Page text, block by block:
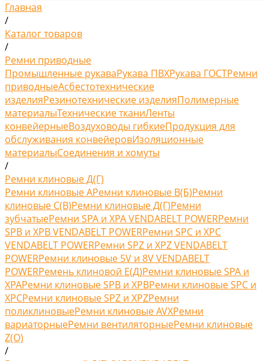
Главная
/
Каталог товаров
/
Ремни приводные
Промышленные рукаваРукава ПВХРукава ГОСТРемни
приводныеАсбестотехнические
изделияРезинотехнические изделияПолимерные
материалыТехнические тканиЛенты
конвейерныеВоздуховоды гибкиеПродукция для
обслуживания конвейеровИзоляционные
материалыСоединения и хомуты
/
Ремни клиновые Д(Г)
Ремни клиновые AРемни клиновые В(Б)Ремни
клиновые С(B)Ремни клиновые Д(Г)Ремни
зубчатыеРемни SPA и XPA VENDABELT POWERРемни
SPB и XPB VENDABELT POWERРемни SPC и XPC
VENDABELT POWERРемни SPZ и XPZ VENDABELT
POWERРемни клиновые 5V и 8V VENDABELT
POWERРемень клиновой Е(Д)Ремни клиновые SPA и
XPAРемни клиновые SPB и XPBРемни клиновые SPC и
XPCРемни клиновые SPZ и XPZРемни
поликлиновыеРемни клиновые AVXРемни
вариаторныеРемни вентиляторныеРемни клиновые
Z(O)
/